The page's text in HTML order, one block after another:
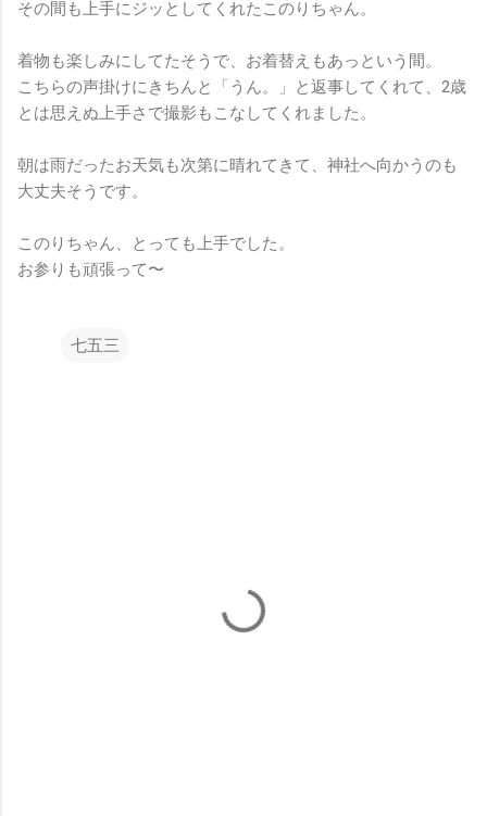
その間も上手にジッとしてくれたこのりちゃん。
着物も楽しみにしてたそうで、お着替えもあっという間。
こちらの声掛けにきちんと「うん。」と返事してくれて、2歳
とは思えぬ上手さで撮影もこなしてくれました。
朝は雨だったお天気も次第に晴れてきて、神社へ向かうのも
大丈夫そうです。
このりちゃん、とっても上手でした。
お参りも頑張って〜
七五三